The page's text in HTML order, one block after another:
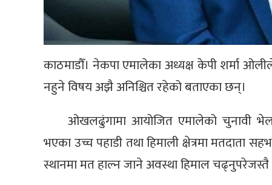
काठमाडौँ। नेकपा एमालेका अध्यक्ष केपी शर्मा
नहुने विषय अझै अनिश्चित रहेको बताएका छन्।
ओखलढुंगामा आयोजित एमालेको चुनावी
भएका उच्च पहाडी तथा हिमाली क्षेत्रमा मतदाता
स्थानमा मत हाल्न जाने अवस्था हिमाल